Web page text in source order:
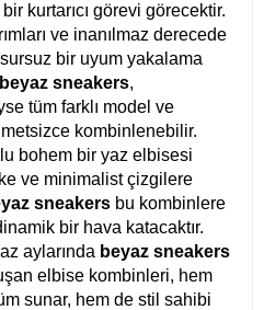
kurtarıcı görevi görecektir.
ve inanılmaz derecede
bir uyum yakalama
beyaz sneakers,
tüm farklı model ve
kombinlenebilir.
bohem bir yaz elbisesi
ve minimalist çizgilere
sneakers bu kombinlere
bir hava katacaktır.
aylarında beyaz sneakers
elbise kombinleri, hem
sunar, hem de stil sahibi